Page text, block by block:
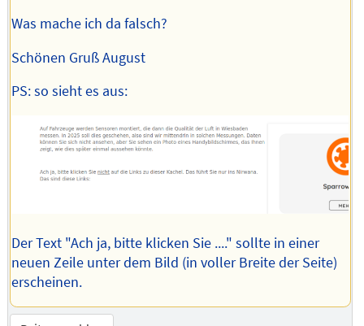
Was mache ich da falsch?
Schönen Gruß August
PS: so sieht es aus:
Der Text "Ach ja, bitte klicken Sie ...." sollte in einer
neuen Zeile unter dem Bild (in voller Breite der Seite)
erscheinen.